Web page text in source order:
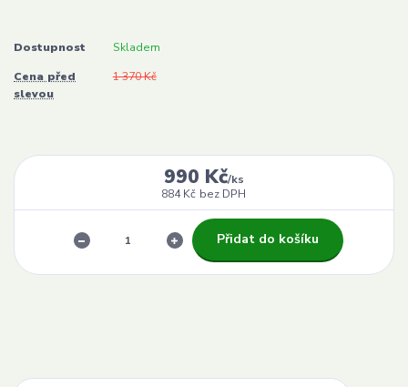
Dostupnost Skladem
Cena před
slevou
1 370 Kč
990 Kč/ks
884 Kč bez DPH
Přidat do košíku